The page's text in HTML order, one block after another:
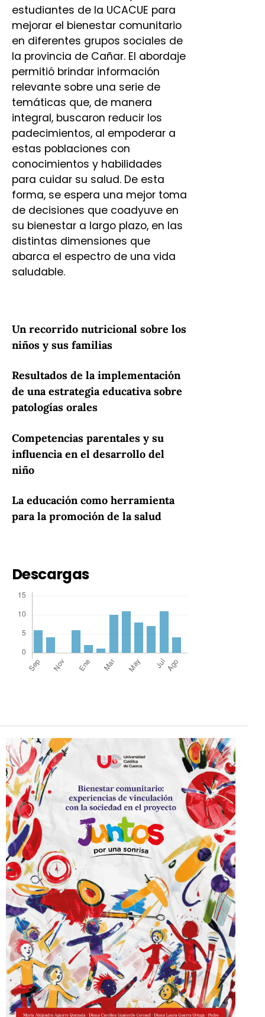
estudiantes de la UCACUE para
mejorar el bienestar comunitario
en diferentes grupos sociales de
la provincia de Cañar. El abordaje
permitió brindar información
relevante sobre una serie de
temáticas que, de manera
integral, buscaron reducir los
padecimientos, al empoderar a
estas poblaciones con
conocimientos y habilidades
para cuidar su salud. De esta
forma, se espera una mejor toma
de decisiones que coadyuve en
su bienestar a largo plazo, en las
distintas dimensiones que
abarca el espectro de una vida
saludable.
Un recorrido nutricional sobre los
niños y sus familias
Resultados de la implementación
de una estrategia educativa sobre
patologías orales
Competencias parentales y su
influencia en el desarrollo del
niño
La educación como herramienta
para la promoción de la salud
Descargas